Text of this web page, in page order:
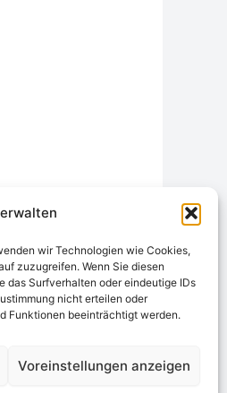
wir Technologien wie Cookies,
zuzugreifen. Wenn Sie diesen
das Surfverhalten oder eindeutige IDs
nicht erteilen oder
Funktionen beeinträchtigt werden.
Voreinstellungen anzeigen
Datenschutzerklärung